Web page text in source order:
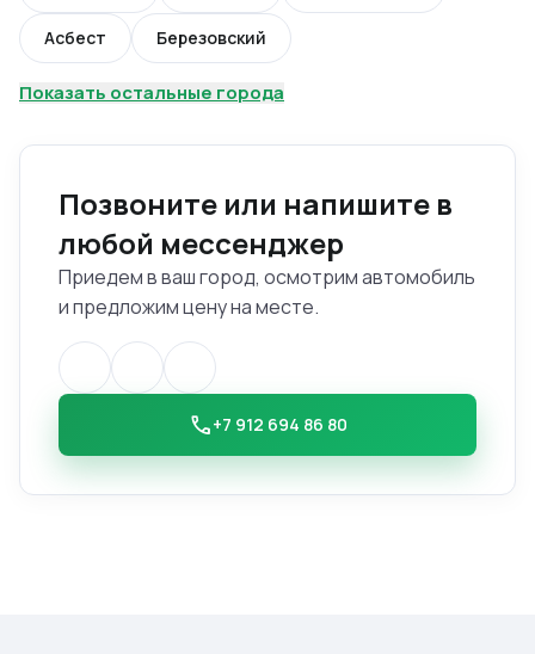
Асбест Березовский
Показать остальные города
Позвоните или напишите в
любой мессенджер
Приедем в ваш город, осмотрим автомобиль
и предложим цену на месте.
call+7 912 694 86 80